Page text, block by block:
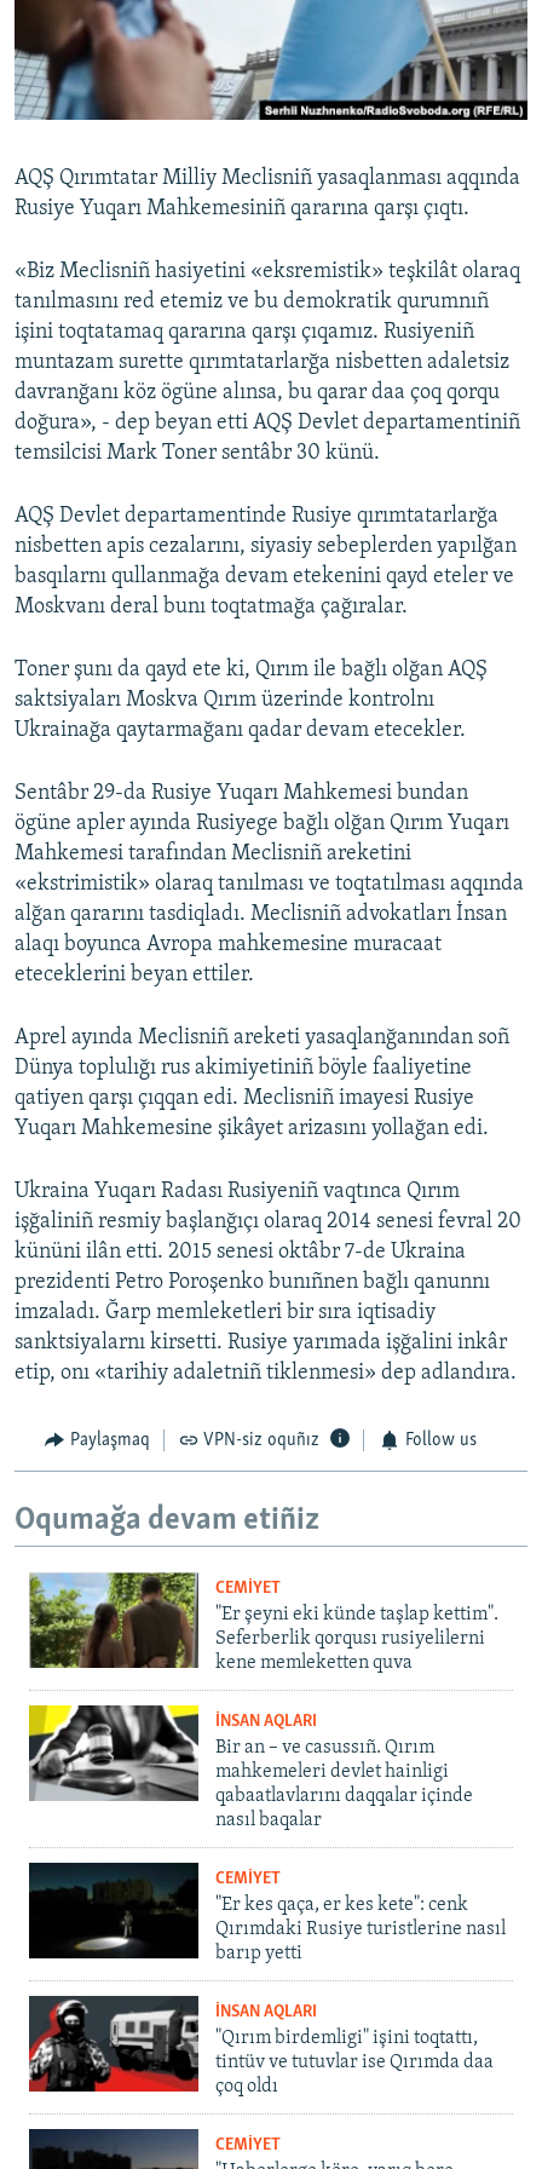
Русский
Українською
RFE/RS bütün saytları
AQŞ Qırımtatar Milliy Meclisniñ yasaqlanması aqqında
Rusiye Yuqarı Mahkemesiniñ qararına qarşı çıqtı.
«Biz Meclisniñ hasiyetini «eksremistik» teşkilât olaraq
tanılmasını red etemiz ve bu demokratik qurumnıñ
işini toqtatamaq qararına qarşı çıqamız. Rusiyeniñ
muntazam surette qırımtatarlarğa nisbetten adaletsiz
davranğanı köz ögüne alınsa, bu qarar daa çoq qorqu
doğura», - dep beyan etti AQŞ Devlet departamentiniñ
temsilcisi Mark Toner sentâbr 30 künü.
AQŞ Devlet departamentinde Rusiye qırımtatarlarğa
nisbetten apis cezalarını, siyasiy sebeplerden yapılğan
basqılarnı qullanmağa devam etekenini qayd eteler ve
Moskvanı deral bunı toqtatmağa çağıralar.
Toner şunı da qayd ete ki, Qırım ile bağlı olğan AQŞ
saktsiyaları Moskva Qırım üzerinde kontrolnı
Ukrainağa qaytarmağanı qadar devam etecekler.
Sentâbr 29-da Rusiye Yuqarı Mahkemesi bundan
ögüne apler ayında Rusiyege bağlı olğan Qırım Yuqarı
Mahkemesi tarafından Meclisniñ areketini
«ekstrimistik» olaraq tanılması ve toqtatılması aqqında
alğan qararını tasdiqladı. Meclisniñ advokatları İnsan
alaqı boyunca Avropa mahkemesine muracaat
eteceklerini beyan ettiler.
Aprel ayında Meclisniñ areketi yasaqlanğanından soñ
Dünya toplulığı rus akimiyetiniñ böyle faaliyetine
qatiyen qarşı çıqqan edi. Meclisniñ imayesi Rusiye
Yuqarı Mahkemesine şikâyet arizasını yollağan edi.
Ukraina Yuqarı Radası Rusiyeniñ vaqtınca Qırım
işğaliniñ resmiy başlanğıçı olaraq 2014 senesi fevral 20
kününi ilân etti. 2015 senesi oktâbr 7-de Ukraina
prezidenti Petro Poroşenko bunıñnen bağlı qanunnı
imzaladı. Ğarp memleketleri bir sıra iqtisadiy
sanktsiyalarnı kirsetti. Rusiye yarımada işğalini inkâr
etip, onı «tarihiy adaletniñ tiklenmesi» dep adlandıra.
Paylaşmaq VPN-siz oquñız Follow us
Oqumağa devam etiñiz
CEMİYET
"Er şeyni eki künde taşlap kettim".
Seferberlik qorqusı rusiyelilerni
kene memleketten quva
İNSAN AQLARI
Bir an – ve casussıñ. Qırım
mahkemeleri devlet hainligi
qabaatlavlarını daqqalar içinde
nasıl baqalar
CEMİYET
"Er kes qaça, er kes kete": cenk
Qırımdaki Rusiye turistlerine nasıl
barıp yetti
İNSAN AQLARI
"Qırım birdemligi" işini toqtattı,
tintüv ve tutuvlar ise Qırımda daa
çoq oldı
CEMİYET